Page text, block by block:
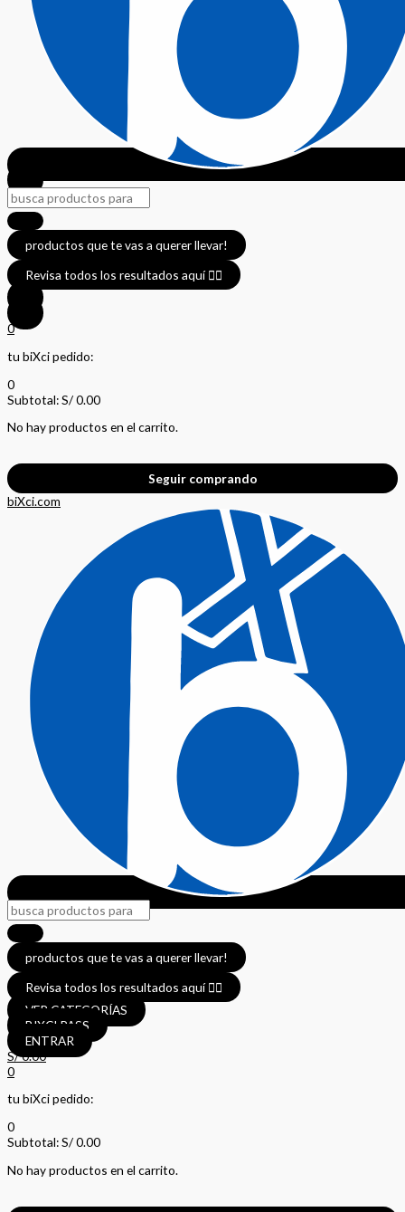
productos que te vas a querer llevar!
Revisa todos los resultados aquí 👈🏼
0
tu biXci pedido:
0
Subtotal:S/0.00
No hay productos en el carrito.
Seguir comprando
biXci.com
productos que te vas a querer llevar!
Revisa todos los resultados aquí 👈🏼
VER CATEGORÍAS
BIXCI PASS
ENTRAR
S/0.00
0
tu biXci pedido:
0
Subtotal:S/0.00
No hay productos en el carrito.